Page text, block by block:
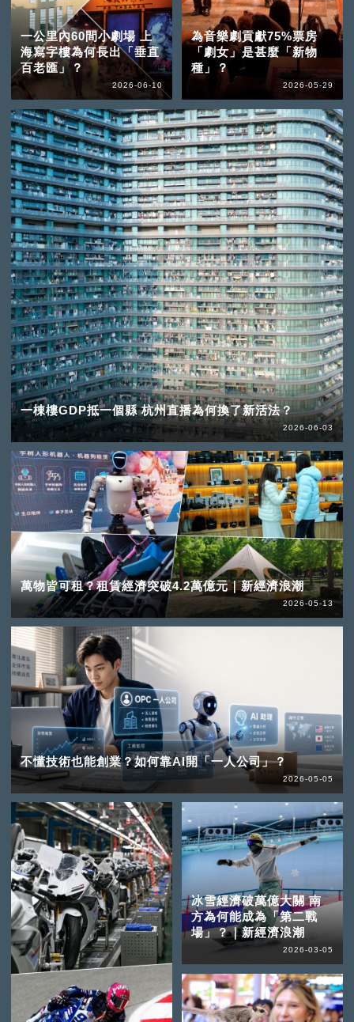
一公里內60間小劇場 上
海寫字樓為何長出「垂直
百老匯」？
2026-06-10
一棟樓GDP抵一個縣 杭州直播為何換了新活法？
2026-06-03
為音樂劇貢獻75%票房
「劇女」是甚麼「新物
種」？
2026-05-29
萬物皆可租？租賃經濟突破4.2萬億元｜新經濟浪潮
2026-05-13
不懂技術也能創業？如何靠AI開「一人公司」？
2026-05-05
冰雪經濟破萬億大關 南
方為何能成為「第二戰
場」？｜新經濟浪潮
2026-03-05